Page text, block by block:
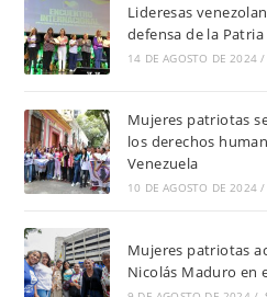
Lideresas
defensa de la Patria
14 DE AGOSTO DE 2024 /
Mujeres patriotas
los derechos
Venezuela
10 DE AGOSTO DE 2024 /
Mujeres patriotas
Nicolás Maduro en